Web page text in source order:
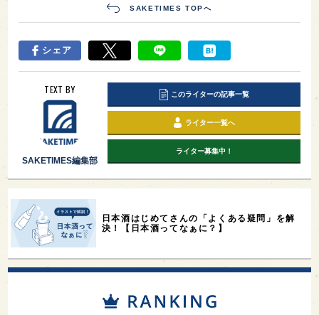
SAKETIMES TOPへ
シェア
TEXT BY
SAKETIMES編集部
このライターの記事一覧
ライター一覧へ
ライター募集中！
日本酒はじめてさんの「よくある疑問」を解
決！【日本酒ってなぁに？】